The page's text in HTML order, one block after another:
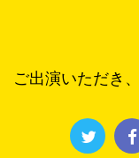
ご出演いただき